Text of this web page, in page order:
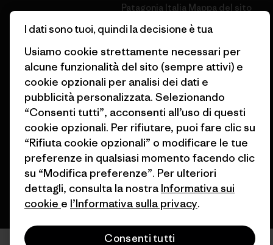
Patagonia Italia Mappa del sito
© 2026 Patagonia, Inc. All Rights Reserved.
italiano
I dati sono tuoi, quindi la decisione è tua
Usiamo cookie strettamente necessari per
alcune funzionalità del sito (sempre attivi) e
cookie opzionali per analisi dei dati e
pubblicità personalizzata. Selezionando
“Consenti tutti”, acconsenti all’uso di questi
cookie opzionali. Per rifiutare, puoi fare clic su
“Rifiuta cookie opzionali” o modificare le tue
preferenze in qualsiasi momento facendo clic
su “Modifica preferenze”. Per ulteriori
dettagli, consulta la nostra Informativa sui
cookie e l’Informativa sulla privacy.
Consenti tutti